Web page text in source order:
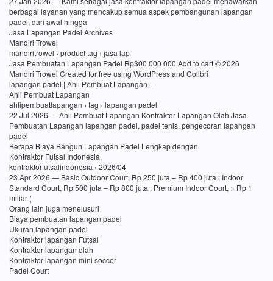
berbagai layanan yang mencakup semua aspek pembangunan lapangan
padel, dari awal hingga
Jasa Lapangan Padel Archives
Mandiri Trowel
mandiritrowel › product tag › jasa lap
Jasa Pembuatan Lapangan Padel Rp300 000 000 Add to cart © 2026
Mandiri Trowel Created for free using WordPress and Colibri
lapangan padel | Ahli Pembuat Lapangan –
Ahli Pembuat Lapangan
ahlipembuatlapangan › tag › lapangan padel
22 Jul 2026 — Ahli Pembuat Lapangan Kontraktor Lapangan Olah Jasa
Pembuatan Lapangan lapangan padel, padel tenis, pengecoran lapangan
padel
Berapa Biaya Bangun Lapangan Padel Lengkap dengan
Kontraktor Futsal Indonesia
kontraktorfutsalindonesia › 2026/04
23 Apr 2026 — Basic Outdoor Court, Rp 250 juta – Rp 400 juta ; Indoor
Standard Court, Rp 500 juta – Rp 800 juta ; Premium Indoor Court, > Rp 1
miliar (
Orang lain juga menelusuri
Biaya pembuatan lapangan padel
Ukuran lapangan padel
Kontraktor lapangan Futsal
Kontraktor lapangan olah
Kontraktor lapangan mini soccer
Padel Court